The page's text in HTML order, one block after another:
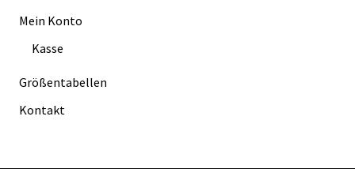
Mein Konto
Kasse
Größentabellen
Kontakt